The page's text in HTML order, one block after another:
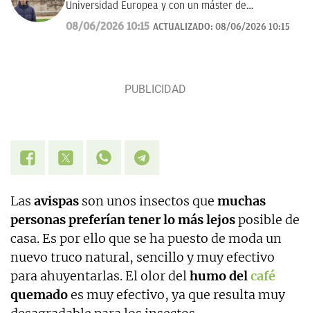
Universidad Europea y con un máster de
Periodismo Deportivo en la Universidad Villanueva.
08/06/2026 10:15 ACTUALIZADO: 08/06/2026 10:15
Las avispas son unos insectos que muchas
personas preferían tener lo más lejosposible de
casa. Es por ello que se ha puesto de moda un
nuevo truco natural, sencillo y muy efectivo
para ahuyentarlas. El olor delhumo delcafé
quemadoes muy efectivo, ya que resulta muy